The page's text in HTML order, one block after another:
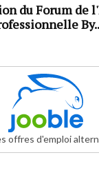
du Forum de
offres d'emploi